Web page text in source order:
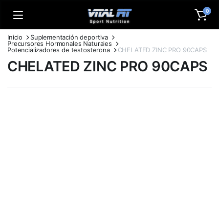
0
Inicio
Suplementación deportiva
Precursores Hormonales Naturales
Potencializadores de testosterona
CHELATED ZINC PRO 90CAPS
CHELATED ZINC PRO 90CAPS